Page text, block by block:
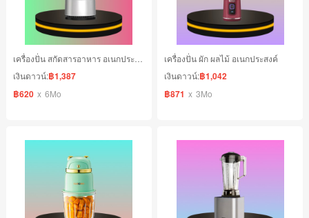
เงินดาวน์:฿1,387
฿620 x 6Mo
เครื่องปั่น ผัก ผลไม้ อเนกประสงค์
เงินดาวน์:฿1,042
฿871 x 3Mo